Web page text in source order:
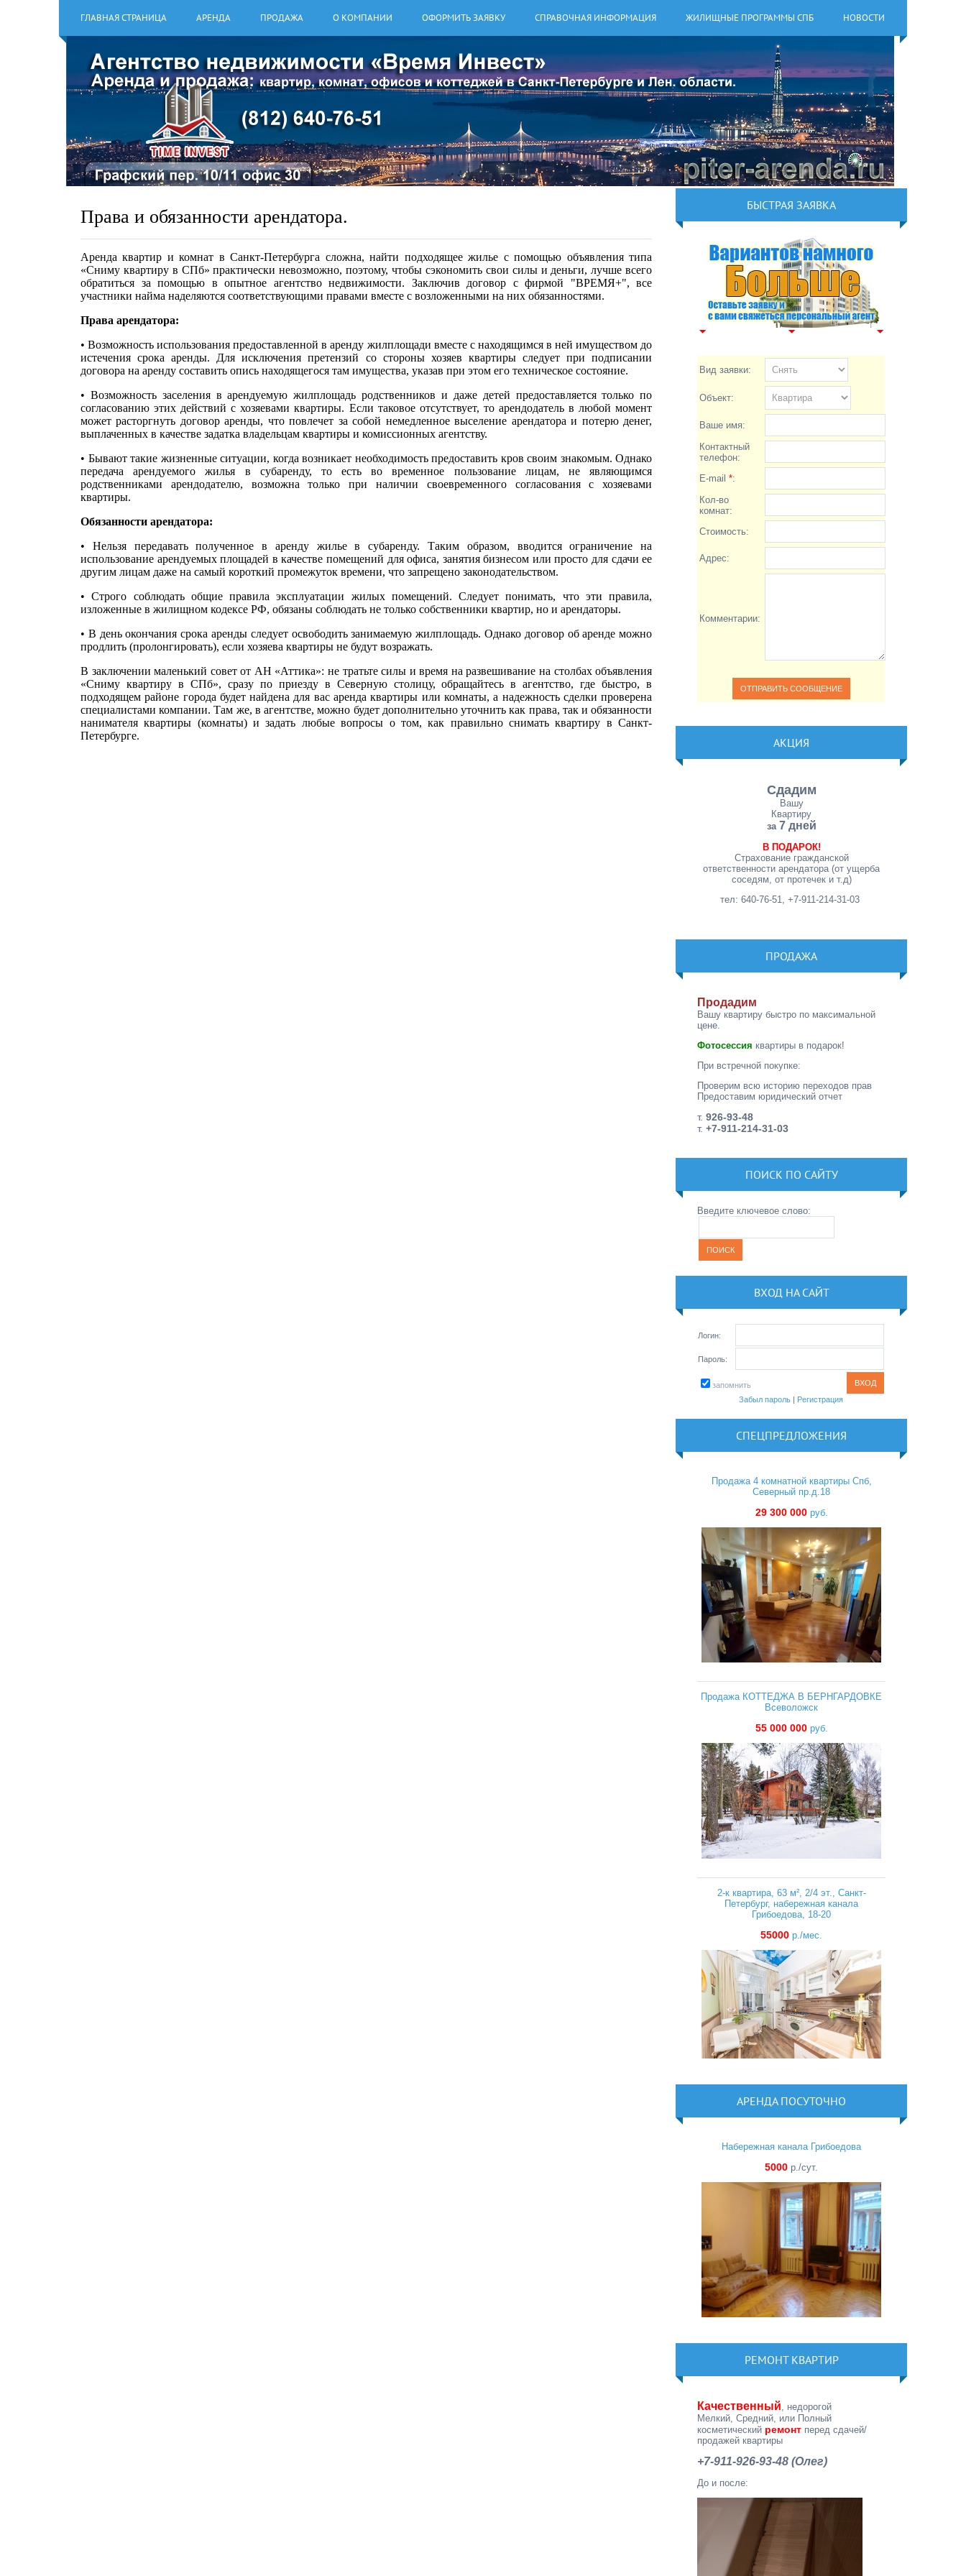
ГЛАВНАЯ СТРАНИЦА АРЕНДА ПРОДАЖА О КОМПАНИИ ОФОРМИТЬ ЗАЯВКУ СПРАВОЧНАЯ ИНФОРМАЦИЯ ЖИЛИЩНЫЕ ПРОГРАММЫ СПБ НОВОСТИ
Права и обязанности арендатора.
Аренда квартир и комнат в Санкт-Петербурга сложна, найти подходящее жилье с помощью объявления типа
«Сниму квартиру в СПб» практически невозможно, поэтому, чтобы сэкономить свои силы и деньги, лучше всего
обратиться за помощью в опытное агентство недвижимости. Заключив договор с фирмой "ВРЕМЯ+", все
участники найма наделяются соответствующими правами вместе с возложенными на них обязанностями.
Права арендатора:
• Возможность использования предоставленной в аренду жилплощади вместе с находящимся в ней имуществом до
истечения срока аренды. Для исключения претензий со стороны хозяев квартиры следует при подписании
договора на аренду составить опись находящегося там имущества, указав при этом его техническое состояние.
• Возможность заселения в арендуемую жилплощадь родственников и даже детей предоставляется только по
согласованию этих действий с хозяевами квартиры. Если таковое отсутствует, то арендодатель в любой момент
может расторгнуть договор аренды, что повлечет за собой немедленное выселение арендатора и потерю денег,
выплаченных в качестве задатка владельцам квартиры и комиссионных агентству.
• Бывают такие жизненные ситуации, когда возникает необходимость предоставить кров своим знакомым. Однако
передача арендуемого жилья в субаренду, то есть во временное пользование лицам, не являющимся
родственниками арендодателю, возможна только при наличии своевременного согласования с хозяевами
квартиры.
Обязанности арендатора:
•
Нельзя передавать полученное в аренду жилье в субаренду. Таким образом, вводится ограничение на
использование арендуемых площадей в качестве помещений для офиса, занятия бизнесом или просто для сдачи ее
другим лицам даже на самый короткий промежуток времени, что запрещено законодательством.
•
Строго соблюдать общие правила эксплуатации жилых помещений. Следует понимать, что эти правила,
изложенные в жилищном кодексе РФ, обязаны соблюдать не только собственники квартир, но и арендаторы.
• В день окончания срока аренды следует освободить занимаемую жилплощадь. Однако договор об аренде можно
продлить (пролонгировать), если хозяева квартиры не будут возражать.
В заключении маленький совет от АН «Аттика»: не тратьте силы и время на развешивание на столбах объявления
«Сниму квартиру в СПб», сразу по приезду в Северную столицу, обращайтесь в агентство, где быстро, в
подходящем районе города будет найдена для вас аренда квартиры или комнаты, а надежность сделки проверена
специалистами компании. Там же, в агентстве, можно будет дополнительно уточнить как права, так и обязанности
нанимателя квартиры (комнаты) и задать любые вопросы о том, как правильно снимать квартиру в Санкт-
Петербурге.
БЫСТРАЯ ЗАЯВКА
Вид заявки:
Объект:
Ваше имя:
Контактный
телефон:
E-mail*:
Кол-во
комнат:
Стоимость:
Адрес:
Комментарии:
АКЦИЯ
Сдадим
Вашу
Квартиру
за 7 дней
В ПОДАРОК!
Страхование гражданской
ответственности арендатора (от ущерба
соседям, от протечек и т.д)
тел: 640-76-51, +7-911-214-31-03
ПРОДАЖА
Продадим
Вашу квартиру быстро по максимальной
цене.
Фотосессия квартиры в подарок!
При встречной покупке:
Проверим всю историю переходов прав
Предоставим юридический отчет
т.926-93-48
т.+7-911-214-31-03
ПОИСК ПО САЙТУ
Введите ключевое слово:
ВХОД НА САЙТ
Логин:
Пароль:
запомнить
Забыл пароль | Регистрация
СПЕЦПРЕДЛОЖЕНИЯ
Продажа 4 комнатной квартиры Спб,
Северный пр.д.18
29 300 000руб.
Продажа КОТТЕДЖА В БЕРНГАРДОВКЕ
Всеволожск
55 000 000руб.
2-к квартира, 63 м², 2/4 эт., Санкт-
Петербург, набережная канала
Грибоедова, 18-20
55000 р./мес.
АРЕНДА ПОСУТОЧНО
Набережная канала Грибоедова
5000 р./сут.
РЕМОНТ КВАРТИР
Качественный, недорогой
Мелкий, Средний, или Полный
косметический ремонт перед сдачей/
продажей квартиры
+7-911-926-93-48 (Олег)
До и после: